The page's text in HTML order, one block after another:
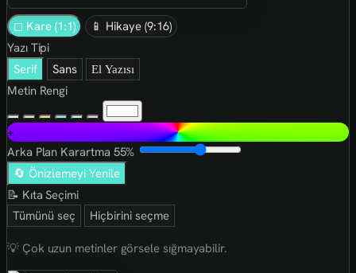
◻ Kare (1:1)
📱 Hikaye (9:16)
Yazı Tipi
Serif
Sans El Yazısı
Metin Rengi
+
Arka Plan Karartma 55%
🔄 Önizlemeyi Yenile
📝 Kıta Seçimi
Tümünü seç
Hiçbirini seçme
💡 Çok uzun metinler görsele sığmayabilir.